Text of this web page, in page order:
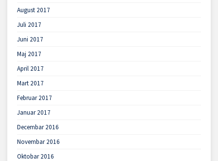
August 2017
Juli 2017
Juni 2017
Maj 2017
April 2017
Mart 2017
Februar 2017
Januar 2017
Decembar 2016
Novembar 2016
Oktobar 2016